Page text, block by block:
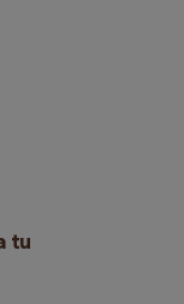
tu